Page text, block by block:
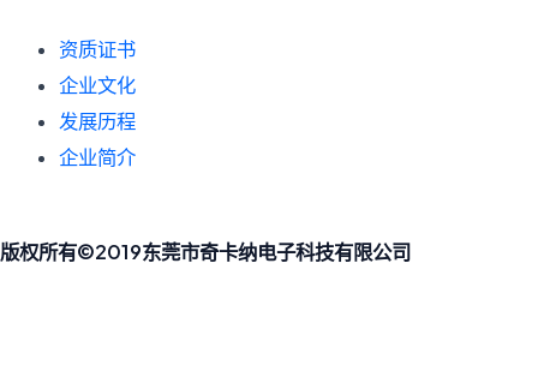
资质证书
企业文化
发展历程
企业简介
版权所有©2019东莞市奇卡纳电子科技有限公司